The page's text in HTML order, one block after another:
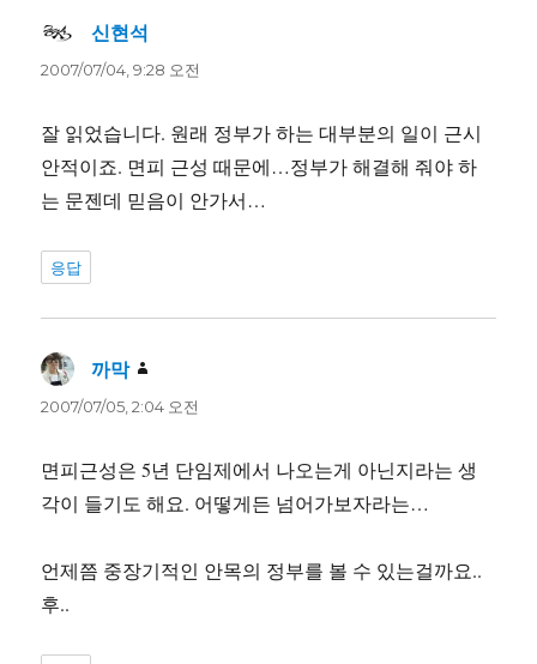
신현석
글:
2007/07/04, 9:28 오전
잘 읽었습니다. 원래 정부가 하는 대부분의 일이 근시
안적이죠. 면피 근성 때문에…정부가 해결해 줘야 하
는 문젠데 믿음이 안가서…
응답
까막
글:
2007/07/05, 2:04 오전
면피근성은 5년 단임제에서 나오는게 아닌지라는 생
각이 들기도 해요. 어떻게든 넘어가보자라는…
언제쯤 중장기적인 안목의 정부를 볼 수 있는걸까요..
후..